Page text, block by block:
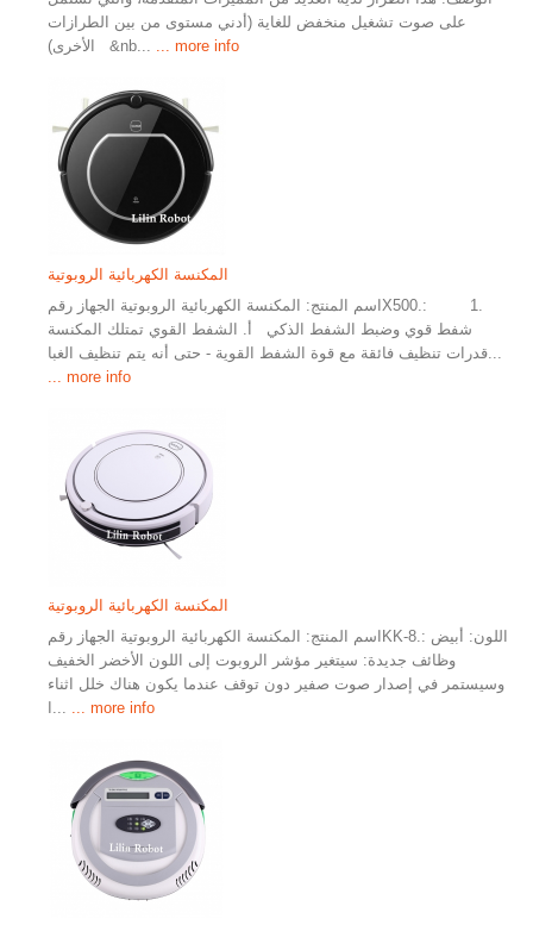
على صوت تشغيل منخفض للغاية (أدني مستوى من بين الطرازات
الأخرى) &nb...
... more info
المكنسة الكهربائية الروبوتية
اسم المنتج: المكنسة الكهربائية الروبوتية الجهاز رقمX500.: 1.
شفط قوي وضبط الشفط الذكي أ. الشفط القوي تمتلك المكنسة
... more info
المكنسة الكهربائية الروبوتية
اسم المنتج: المكنسة الكهربائية الروبوتية الجهاز رقمKK-8.: اللون: أبيض
وظائف جديدة: سيتغير مؤشر الروبوت إلى اللون الأخضر الخفيف
وسيستمر في إصدار صوت صفير دون توقف عندما يكون هناك خلل اثناء
... more info